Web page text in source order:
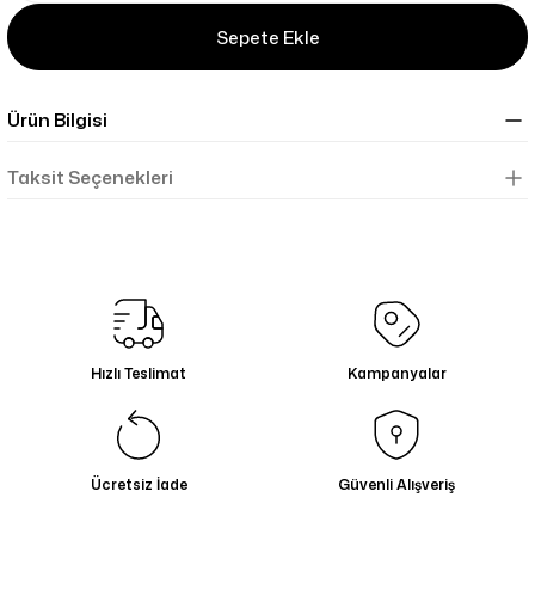
Sepete Ekle
Ürün Bilgisi
Taksit Seçenekleri
Hızlı Teslimat Kampanyalar
Ücretsiz İade Güvenli Alışveriş